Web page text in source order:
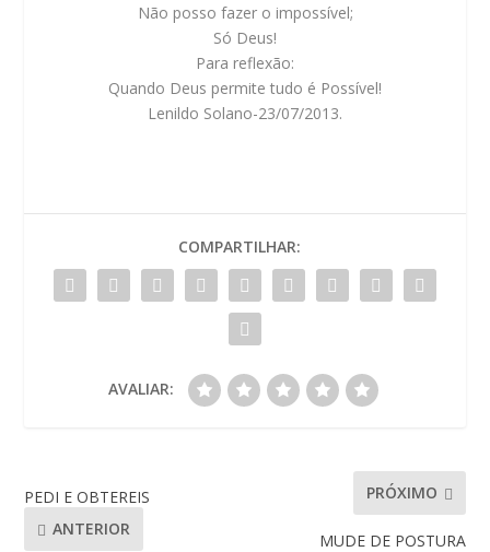
Não posso fazer o impossível;
Só Deus!
Para reflexão:
Quando Deus permite tudo é Possível!
Lenildo Solano-23/07/2013.
COMPARTILHAR:
AVALIAR:
PEDI E OBTEREIS
ANTERIOR
PRÓXIMO
MUDE DE POSTURA